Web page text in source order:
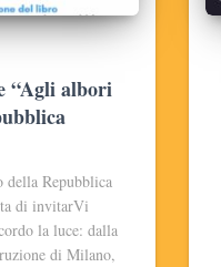
“Agli albori
della Repubblica
di invitarVi
la luce: dalla
di Milano,